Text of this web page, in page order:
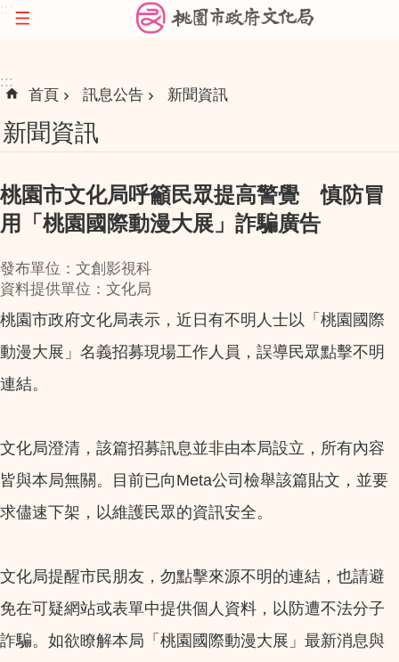
跳到主要內容區塊
:::
首頁 訊息公告 新聞資訊
新聞資訊
桃園市文化局呼籲民眾提高警覺 慎防冒
用「桃園國際動漫大展」詐騙廣告
發布單位：文創影視科
資料提供單位：文化局
桃園市政府文化局表示，近日有不明人士以「桃園國際
動漫大展」名義招募現場工作人員，誤導民眾點擊不明
連結。
文化局澄清，該篇招募訊息並非由本局設立，所有內容
皆與本局無關。目前已向Meta公司檢舉該篇貼文，並要
求儘速下架，以維護民眾的資訊安全。
文化局提醒市民朋友，勿點擊來源不明的連結，也請避
免在可疑網站或表單中提供個人資料，以防遭不法分子
詐騙。如欲瞭解本局「桃園國際動漫大展」最新消息與